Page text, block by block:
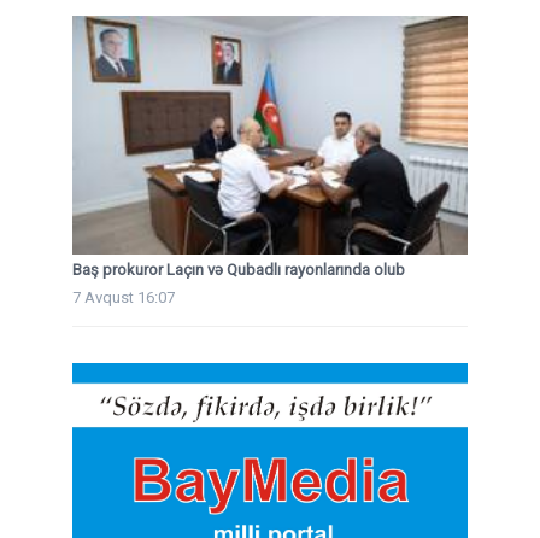
Baş prokuror Laçın və Qubadlı rayonlarında olub
7 Avqust 16:07